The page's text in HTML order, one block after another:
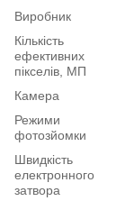
Виробник
Кількість
ефективних
пікселів, МП
Камера
Режими
фотозйомки
Швидкість
електронного
затвора